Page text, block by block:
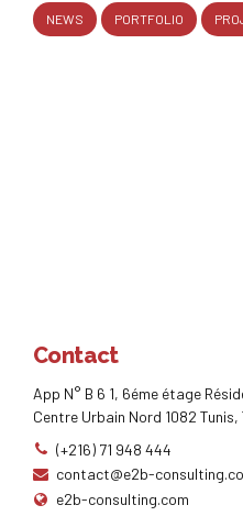
NEWS PORTFOLIO
Contact
App N° B 6 1, 6éme étage
Centre Urbain Nord 1082 Tunis,
(+216) 71 948 444
contact@e2b-
e2b-consulting.com